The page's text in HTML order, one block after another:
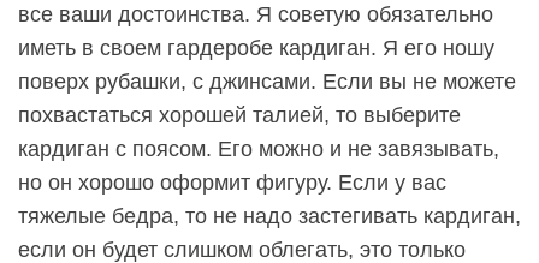
все ваши достоинства. Я советую обязательно
иметь в своем гардеробе кардиган. Я его ношу
поверх рубашки, с джинсами. Если вы не можете
похвастаться хорошей талией, то выберите
кардиган с поясом. Его можно и не завязывать,
но он хорошо оформит фигуру. Если у вас
тяжелые бедра, то не надо застегивать кардиган,
если он будет слишком облегать, это только